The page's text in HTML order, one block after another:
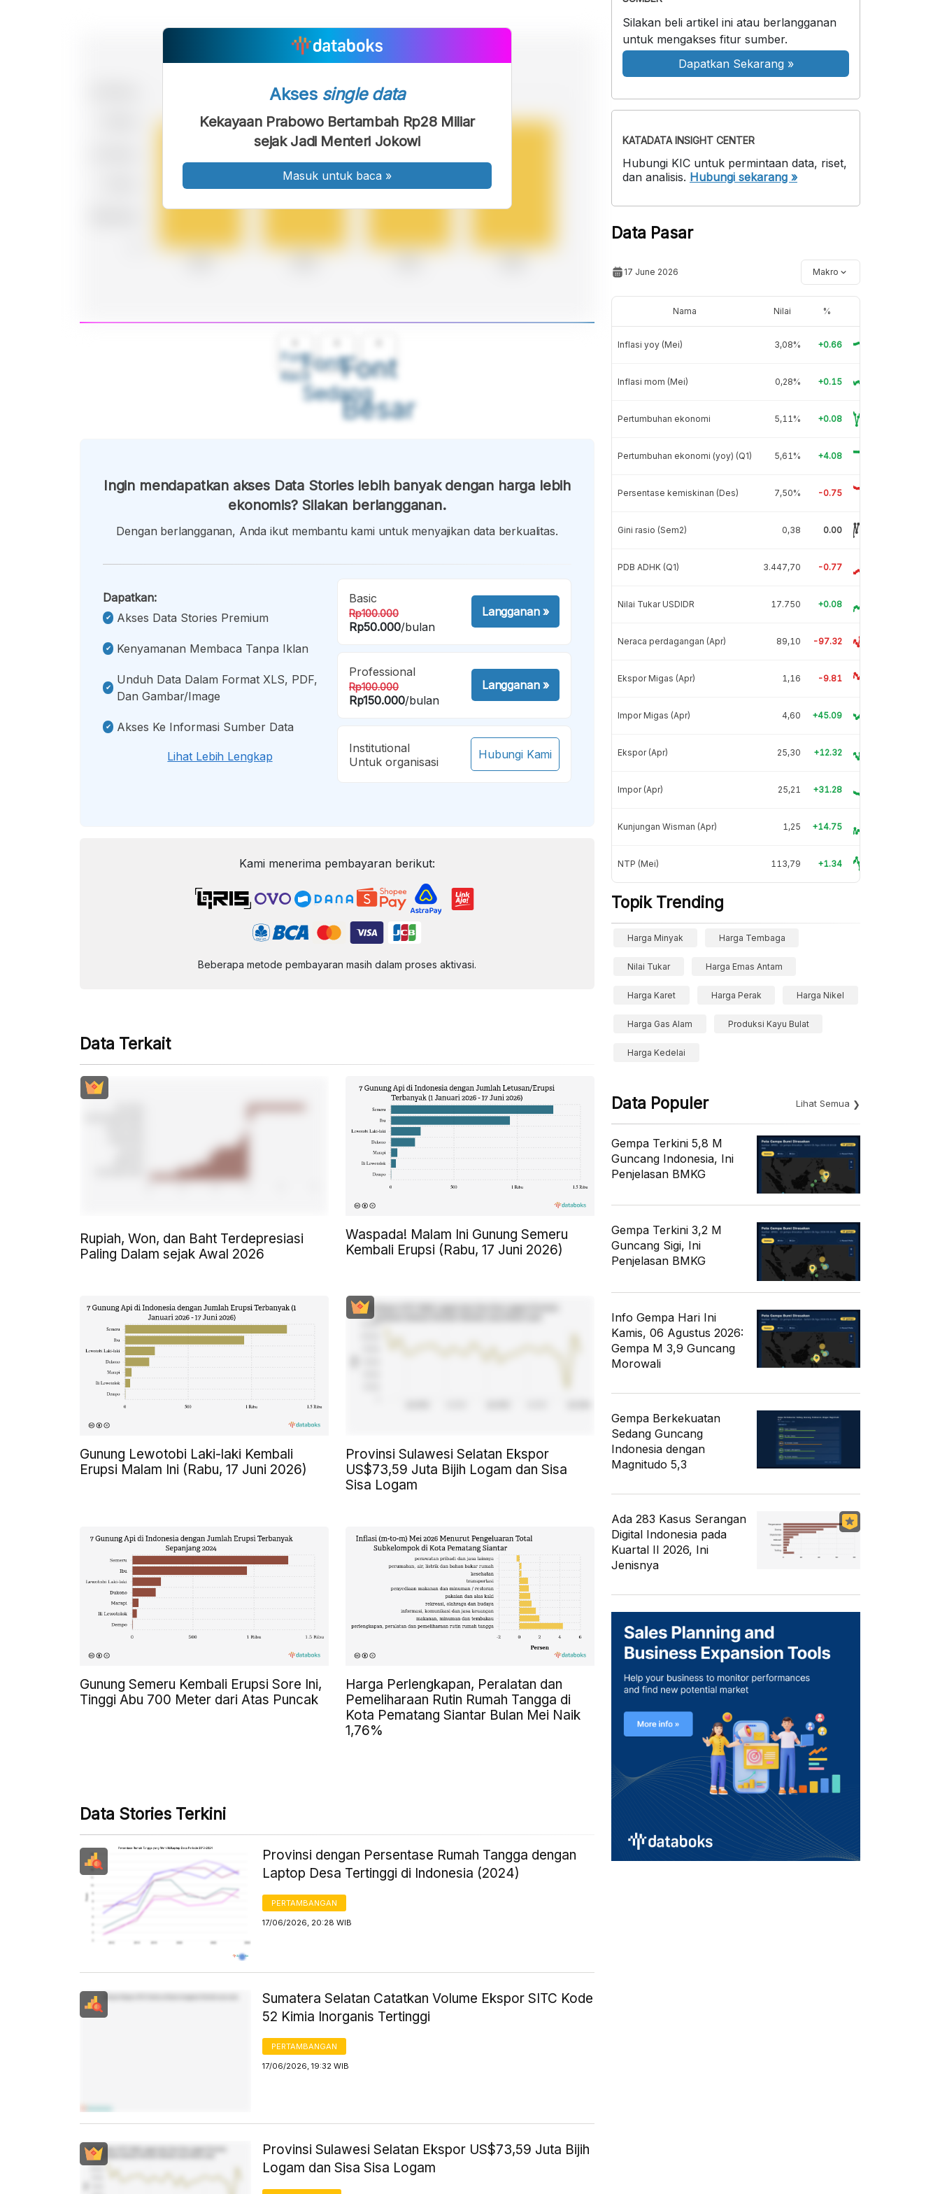
Font
Kecil
Font
Sedang
Font
Besar
Akses single data
Kekayaan Prabowo Bertambah Rp28 Miliar
sejak Jadi Menteri Jokowi
Masuk untuk baca »
Ingin mendapatkan akses Data Stories lebih banyak dengan harga lebih
ekonomis? Silakan berlangganan.
Dengan berlangganan, Anda ikut membantu kami untuk menyajikan data berkualitas.
Dapatkan:
Akses Data Stories Premium
Kenyamanan Membaca Tanpa Iklan
Unduh Data Dalam Format XLS, PDF,
Dan Gambar/image
Akses Ke Informasi Sumber Data
Lihat Lebih Lengkap
Basic
Rp100.000
Rp50.000/bulan
Langganan»
Professional
Rp100.000
Rp150.000/bulan
Langganan»
Institutional
Untuk organisasi
Hubungi Kami
Kami menerima pembayaran berikut:
Beberapa metode pembayaran masih dalam proses aktivasi.
Data Terkait
Rupiah, Won, dan Baht Terdepresiasi
Paling Dalam sejak Awal 2026
Waspada! Malam Ini Gunung Semeru
Kembali Erupsi (Rabu, 17 Juni 2026)
Gunung Lewotobi Laki-laki Kembali
Erupsi Malam Ini (Rabu, 17 Juni 2026)
Provinsi Sulawesi Selatan Ekspor
US$73,59 Juta Bijih Logam dan Sisa
Sisa Logam
Gunung Semeru Kembali Erupsi Sore Ini,
Tinggi Abu 700 Meter dari Atas Puncak
Harga Perlengkapan, Peralatan dan
Pemeliharaan Rutin Rumah Tangga di
Kota Pematang Siantar Bulan Mei Naik
1,76%
Data Stories Terkini
Provinsi dengan Persentase Rumah Tangga dengan
Laptop Desa Tertinggi di Indonesia (2024)
PERTAMBANGAN
17/06/2026, 20:28 WIB
Sumatera Selatan Catatkan Volume Ekspor SITC Kode
52 Kimia Inorganis Tertinggi
PERTAMBANGAN
17/06/2026, 19:32 WIB
Provinsi Sulawesi Selatan Ekspor US$73,59 Juta Bijih
Logam dan Sisa Sisa Logam
Silakan beli artikel ini atau berlangganan
untuk mengakses fitur sumber.
Dapatkan Sekarang »
KATADATA INSIGHT CENTER
Hubungi KIC untuk permintaan data, riset,
dan analisis. Hubungi sekarang »
Data Pasar
17 June 2026 Makro
Nama Nilai %
Inflasi yoy (Mei) 3,08% +0.66
Inflasi mom (Mei) 0,28% +0.15
Pertumbuhan ekonomi 5,11% +0.08
Pertumbuhan ekonomi (yoy) (Q1) 5,61% +4.08
Persentase kemiskinan (Des) 7,50% -0.75
Gini rasio (Sem2) 0,38 0.00
PDB ADHK (Q1) 3.447,70 -0.77
Nilai Tukar USDIDR 17.750 +0.08
Neraca perdagangan (Apr) 89,10 -97.32
Ekspor Migas (Apr) 1,16 -9.81
Impor Migas (Apr) 4,60 +45.09
Ekspor (Apr) 25,30 +12.32
Impor (Apr) 25,21 +31.28
Kunjungan Wisman (Apr) 1,25 +14.75
NTP (Mei) 113,79 +1.34
Topik Trending
Harga Minyak Harga Tembaga
Nilai Tukar Harga Emas Antam
Harga Karet Harga Perak Harga Nikel
Harga Gas Alam Produksi Kayu Bulat
Harga Kedelai
Data Populer Lihat Semua
Gempa Terkini 5,8 M
Guncang Indonesia, Ini
Penjelasan BMKG
Gempa Terkini 3,2 M
Guncang Sigi, Ini
Penjelasan BMKG
Info Gempa Hari Ini
Kamis, 06 Agustus 2026:
Gempa M 3,9 Guncang
Morowali
Gempa Berkekuatan
Sedang Guncang
Indonesia dengan
Magnitudo 5,3
Ada 283 Kasus Serangan
Digital Indonesia pada
Kuartal II 2026, Ini
Jenisnya